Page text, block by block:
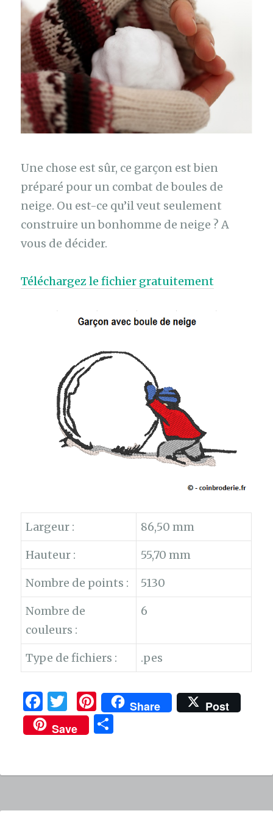
Une chose est sûr, ce garçon est bien
préparé pour un combat de boules de
neige. Ou est-ce qu’il veut seulement
construire un bonhomme de neige ? A
vous de décider.
Téléchargez le fichier gratuitement
Largeur :
86,50 mm
Hauteur :
55,70 mm
Nombre de points :
5130
Nombre de
couleurs :
6
Type de fichiers : .pes
F
a
c
b
T
w
it
r
Pi
n
te
st
Share
Post
Save
g